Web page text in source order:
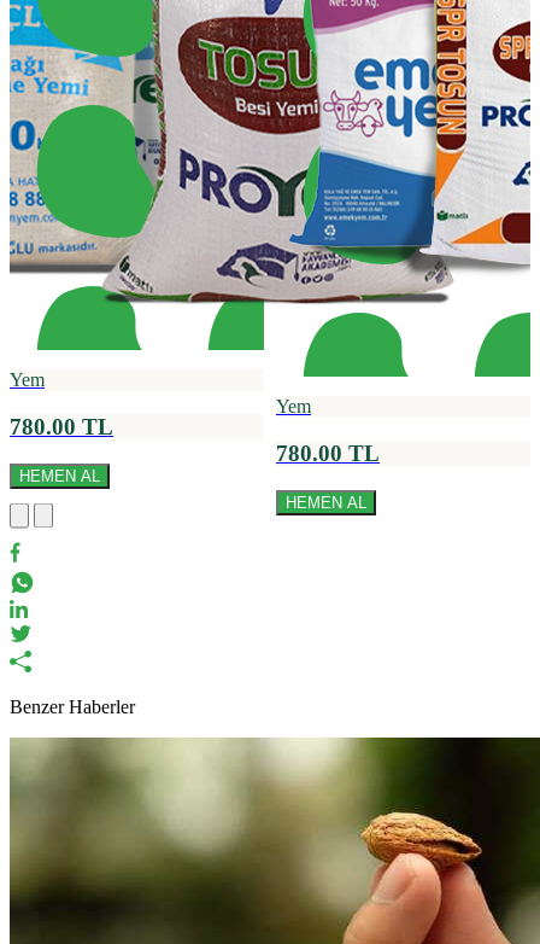
Yem
780.00 TL
HEMEN AL
Yem
780.00 TL
HEMEN AL
Benzer Haberler